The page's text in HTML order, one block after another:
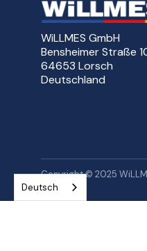
WiLLMES GmbH
Bensheimer Straße
64653 Lorsch
Deutschland
Copyright © 2025
Deutsch